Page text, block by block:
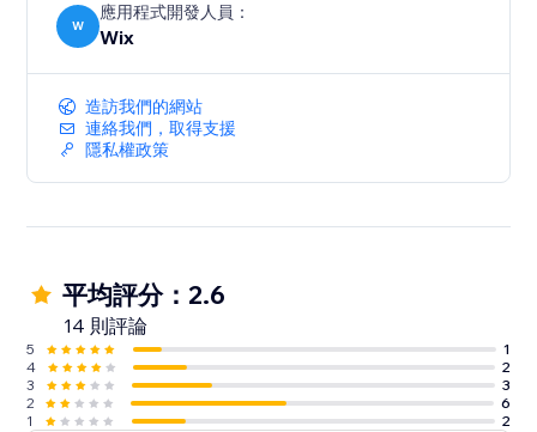
W
應用程式開發人員：
Wix
造訪我們的網站
連絡我們，取得支援
隱私權政策
平均評分：2.6
14 則評論
5
1
4
2
3
3
2
6
1
2